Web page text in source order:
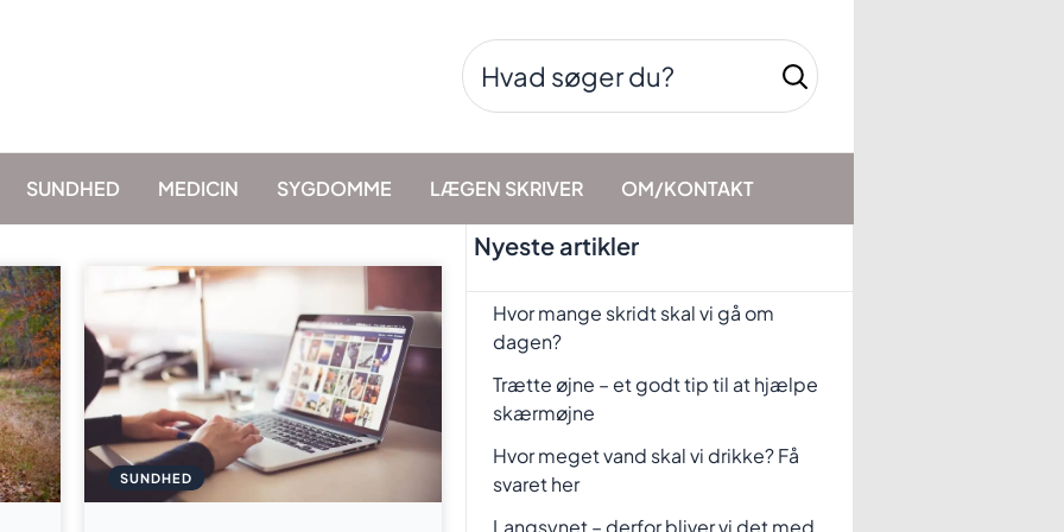
Søg
efter:
SUNDHED MEDICIN SYGDOMME LÆGEN SKRIVER OM/KONTAKT
SUNDHED
Nyeste artikler
Hvor mange skridt skal vi gå om
dagen?
Trætte øjne – et godt tip til at hjælpe
skærmøjne
Hvor meget vand skal vi drikke? Få
svaret her